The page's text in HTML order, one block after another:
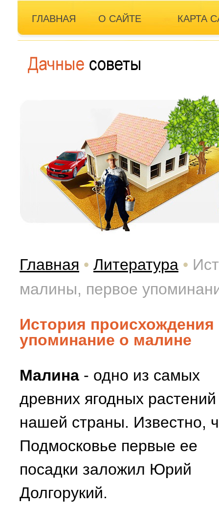
ГЛАВНАЯ О САЙТЕ КАРТА
Главная • Литература •
малины, первое
История
упоминание о малине
Малина - одно из самых
древних ягодных растений
нашей страны. Известно,
Подмосковье первые ее
посадки заложил Юрий
Долгорукий.